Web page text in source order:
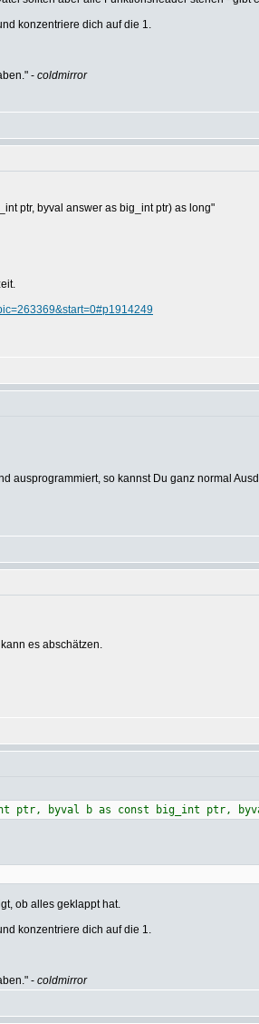
konzentriere dich auf die 1.
- coldmirror
ptr, byval answer as big_int ptr) as long"
ausprogrammiert, so kannst Du ganz normal
es abschätzen.
ptr, byval b as const big_int ptr,
ob alles geklappt hat.
konzentriere dich auf die 1.
- coldmirror